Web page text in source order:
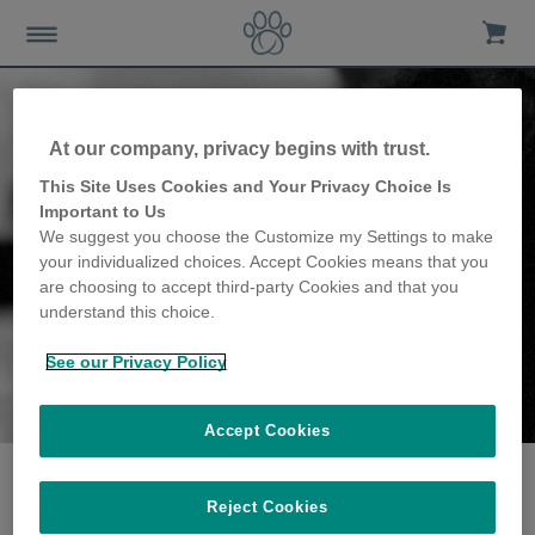
partagent leur histoire
At our company, privacy begins with trust.
This Site Uses Cookies and Your Privacy Choice Is
Important to Us
We suggest you choose the Customize my Settings to make
your individualized choices. Accept Cookies means that you
are choosing to accept third-party Cookies and that you
understand this choice.
See our Privacy Policy
Reject Cookies
Accept Cookies